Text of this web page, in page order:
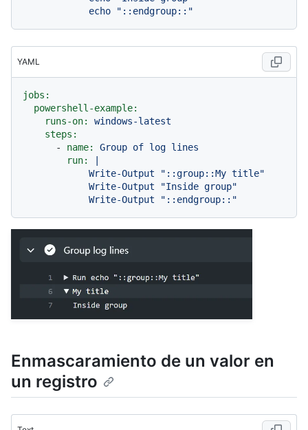
YAML
jobs:
powershell-example:
runs-on:
windows-latest
steps:
-
name: Group of log lines
run:
Enmascaramiento de un valor en
un registro